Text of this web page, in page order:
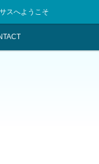
スへようこそ